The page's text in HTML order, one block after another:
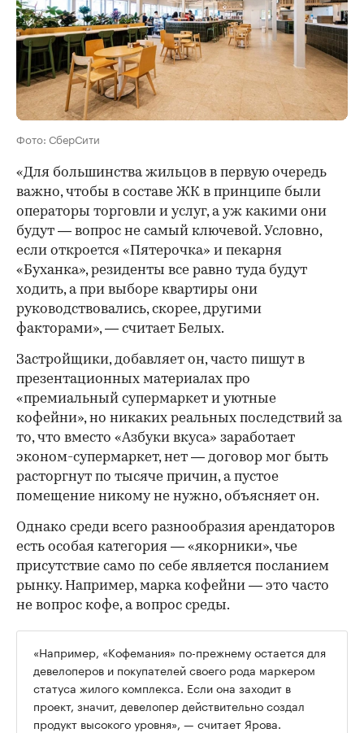
Фото: СберСити
«Для большинства жильцов в первую очередь
важно, чтобы в составе ЖК в принципе были
операторы торговли и услуг, а уж какими они
будут — вопрос не самый ключевой. Условно,
если откроется «Пятерочка» и пекарня
«Буханка», резиденты все равно туда будут
ходить, а при выборе квартиры они
руководствовались, скорее, другими
факторами», — считает Белых.
Застройщики, добавляет он, часто пишут в
презентационных материалах про
«премиальный супермаркет и уютные
кофейни», но никаких реальных последствий за
то, что вместо «Азбуки вкуса» заработает
эконом-супермаркет, нет — договор мог быть
расторгнут по тысяче причин, а пустое
помещение никому не нужно, объясняет он.
Однако среди всего разнообразия арендаторов
есть особая категория — «якорники», чье
присутствие само по себе является посланием
рынку. Например, марка кофейни — это часто
не вопрос кофе, а вопрос среды.
«Например, «Кофемания» по-прежнему остается для
девелоперов и покупателей своего рода маркером
статуса жилого комплекса. Если она заходит в
проект, значит, девелопер действительно создал
продукт высокого уровня», — считает Ярова.